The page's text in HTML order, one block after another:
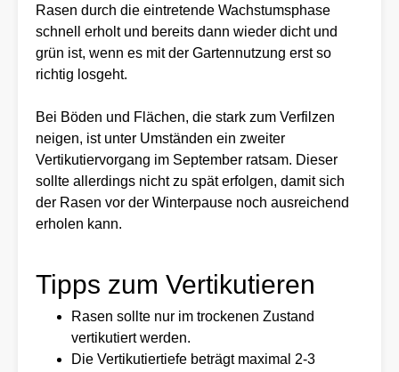
Rasen durch die eintretende Wachstumsphase
schnell erholt und bereits dann wieder dicht und
grün ist, wenn es mit der Gartennutzung erst so
richtig losgeht.
Bei Böden und Flächen, die stark zum Verfilzen
neigen, ist unter Umständen ein zweiter
Vertikutiervorgang im September ratsam. Dieser
sollte allerdings nicht zu spät erfolgen, damit sich
der Rasen vor der Winterpause noch ausreichend
erholen kann.
Tipps zum Vertikutieren
Rasen sollte nur im trockenen Zustand
vertikutiert werden.
Die Vertikutiertiefe beträgt maximal 2-3